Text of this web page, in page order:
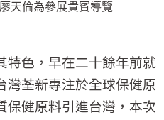
天倫為參展貴賓導覽
特色，早在二十餘年前就
灣荃新專注於全球保健原
保健原料引進台灣，本次